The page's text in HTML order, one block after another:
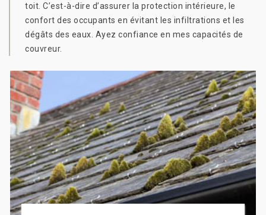
toit. C’est-à-dire d’assurer la protection intérieure, le
confort des occupants en évitant les infiltrations et les
dégâts des eaux. Ayez confiance en mes capacités de
couvreur.